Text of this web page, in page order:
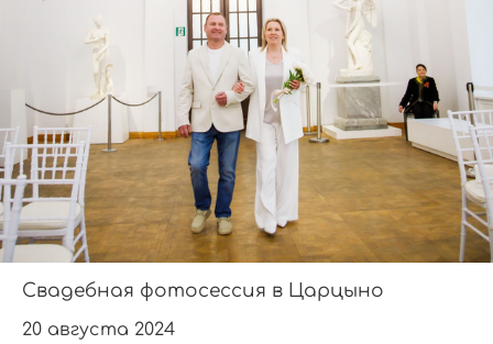
Свадебная фотосессия в Царцыно
20 августа 2024